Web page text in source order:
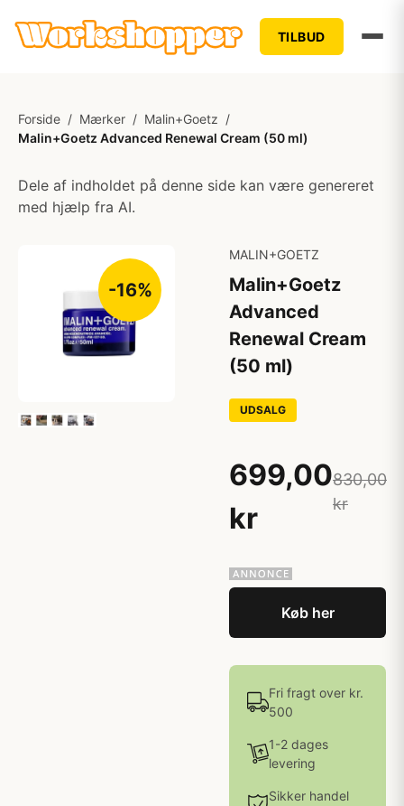
TILBUD
Forside / Mærker / Malin+Goetz /
Malin+Goetz Advanced Renewal Cream (50 ml)
Dele af indholdet på denne side kan være genereret
med hjælp fra AI.
-16%
MALIN+GOETZ
Malin+Goetz
Advanced
Renewal Cream
(50 ml)
UDSALG
699,00
kr
830,00
kr
Køb her
Fri fragt over kr.
500
1-2 dages
levering
Sikker handel